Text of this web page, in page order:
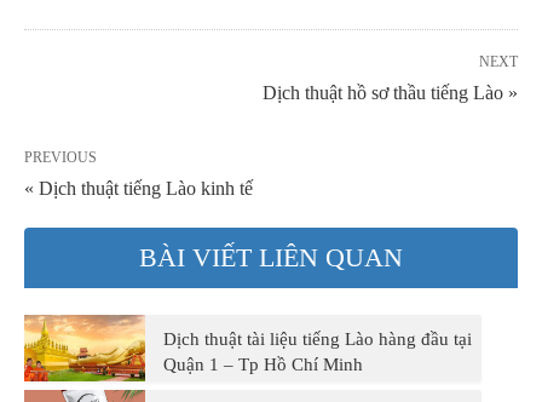
NEXT
Dịch thuật hồ sơ thầu tiếng Lào »
PREVIOUS
« Dịch thuật tiếng Lào kinh tế
BÀI VIẾT LIÊN QUAN
Dịch thuật tài liệu tiếng Lào hàng đầu tại
Quận 1 – Tp Hồ Chí Minh